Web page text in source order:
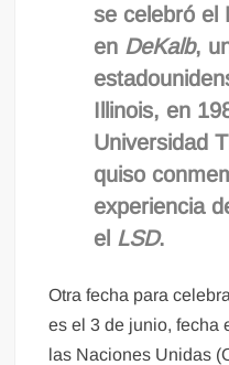
se celebró el
en DeKalb,
Illinois, en
Universidad
quiso
experiencia
el LSD.
Otra fecha para
es el 3 de junio, fecha
las Naciones Unidas